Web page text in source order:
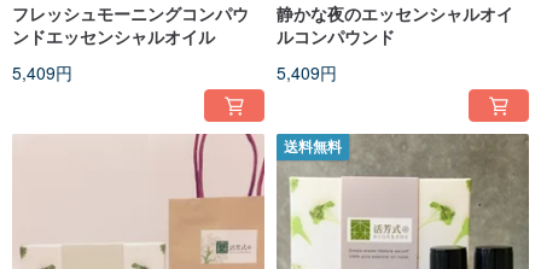
フレッシュモーニングコンパウ
ンドエッセンシャルオイル
5,409円
静かな夜のエッセンシャルオイ
ルコンパウンド
5,409円
送料無料